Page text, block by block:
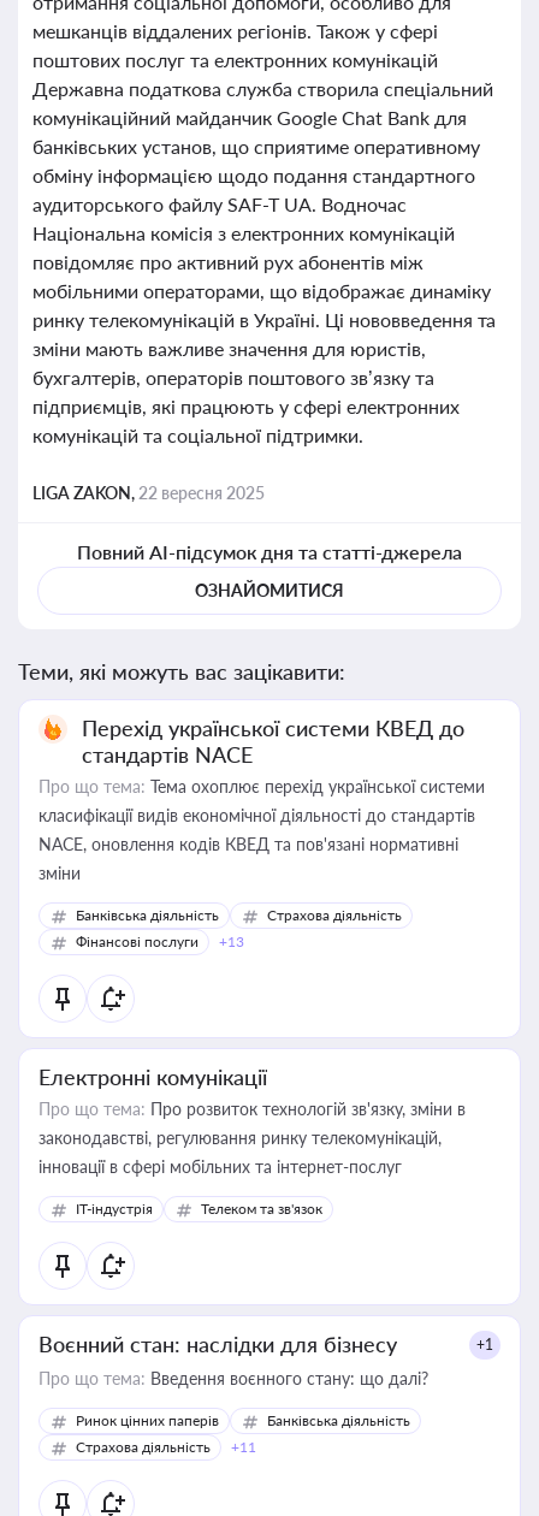
мешканців віддалених регіонів. Також у сфері
поштових послуг та електронних комунікацій
Державна податкова служба створила спеціальний
комунікаційний майданчик Google Chat Bank для
банківських установ, що сприятиме оперативному
обміну інформацією щодо подання стандартного
аудиторського файлу SAF-T UA. Водночас
Національна комісія з електронних комунікацій
повідомляє про активний рух абонентів між
мобільними операторами, що відображає динаміку
ринку телекомунікацій в Україні. Ці нововведення та
зміни мають важливе значення для юристів,
бухгалтерів, операторів поштового зв’язку та
підприємців, які працюють у сфері електронних
комунікацій та соціальної підтримки.
LIGA ZAKON, 22 вересня 2025
Повний AI-підсумок дня та статті-джерела
ОЗНАЙОМИТИСЯ
Теми, які можуть вас зацікавити:
Перехід української системи КВЕД до
стандартів NACE
Про що тема: Тема охоплює перехід української системи
класифікації видів економічної діяльності до стандартів
NACE, оновлення кодів КВЕД та пов'язані нормативні
зміни
Банківська діяльність
Страхова діяльність
Фінансові послуги
+13
Електронні комунікації
Про що тема: Про розвиток технологій зв'язку, зміни в
законодавстві, регулювання ринку телекомунікацій,
інновації в сфері мобільних та інтернет-послуг
IT-індустрія Телеком та зв'язок
Воєнний стан: наслідки для бізнесу +1
Про що тема: Введення воєнного стану: що далі?
Ринок цінних паперів
Банківська діяльність
Страхова діяльність
+11